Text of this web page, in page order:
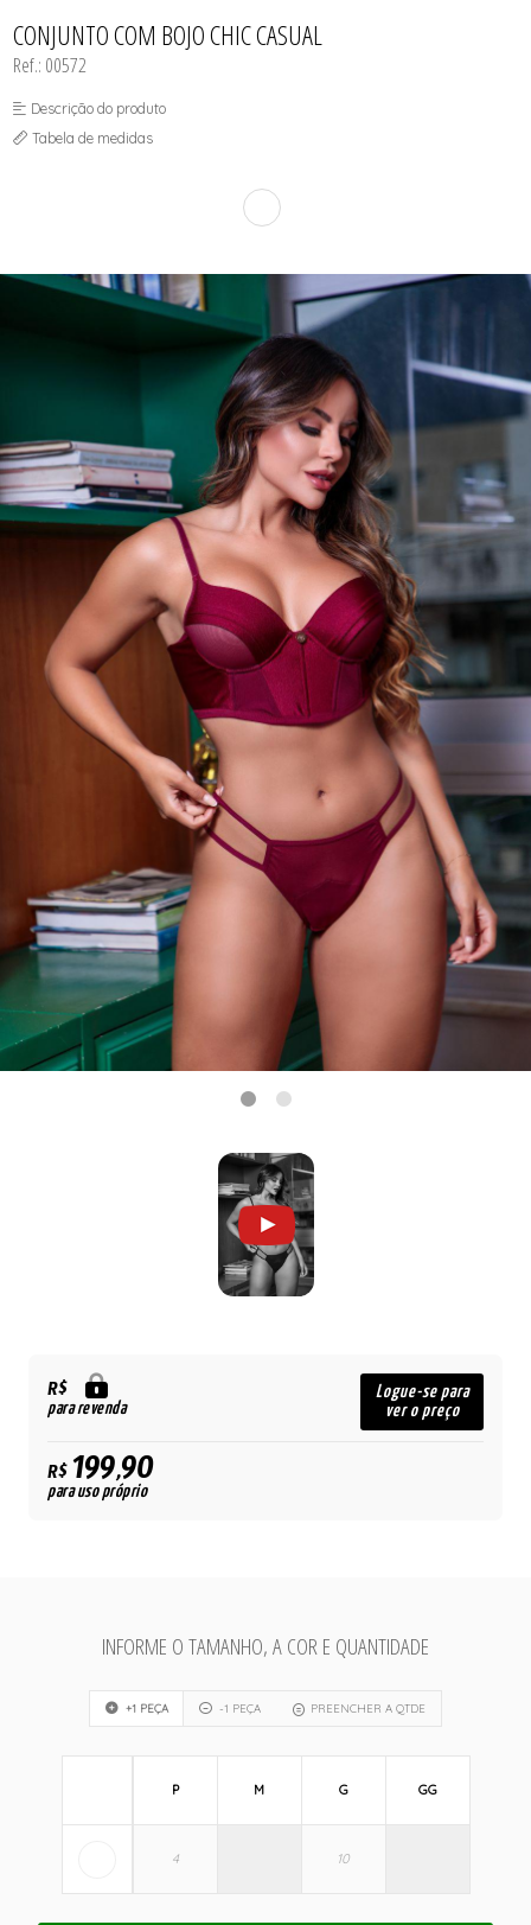
CAMISOLAS E ROBES
CONJUNTOS
SUTIÃS
CONJUNTO COM BOJO CHIC CASUAL
Ref.: 00572
Descrição do produto
Tabela de medidas
R$
para revenda
Logue-se para
ver o preço
R$199,90
para uso próprio
INFORME O TAMANHO, A COR E QUANTIDADE
+1 PEÇA -1 PEÇA PREENCHER A QTDE
P M G GG